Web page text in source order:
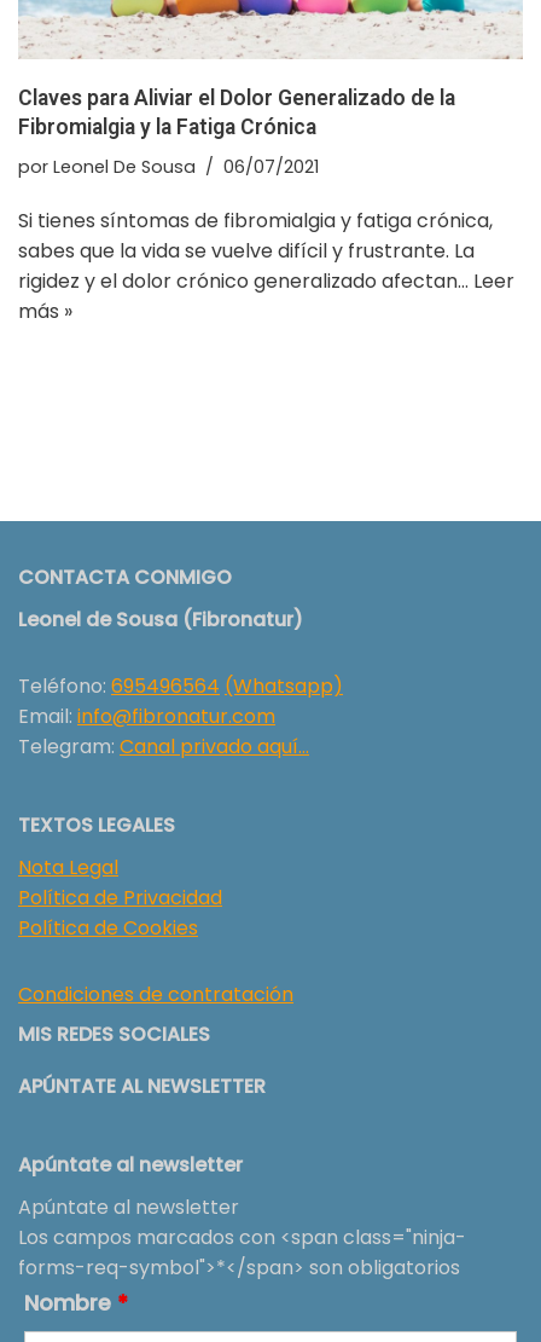
Claves para Aliviar el Dolor Generalizado de la
Fibromialgia y la Fatiga Crónica
por Leonel De Sousa 06/07/2021
Si tienes síntomas de fibromialgia y fatiga crónica,
sabes que la vida se vuelve difícil y frustrante. La
rigidez y el dolor crónico generalizado afectan… Leer
más »
CONTACTA CONMIGO
Leonel de Sousa (Fibronatur)
Teléfono: 695496564 (Whatsapp)
Email: info@fibronatur.com
Telegram: Canal privado aquí…
TEXTOS LEGALES
Nota Legal
Política de Privacidad
Política de Cookies
Condiciones de contratación
MIS REDES SOCIALES
APÚNTATE AL NEWSLETTER
Apúntate al newsletter
Apúntate al newsletter
Los campos marcados con <span class="ninja-
forms-req-symbol">*</span> son obligatorios
Nombre *